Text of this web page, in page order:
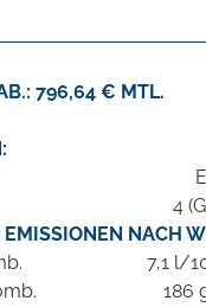
796,64 € MTL.
4
NACH
7,1 l/
186